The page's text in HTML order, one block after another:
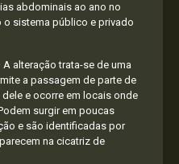
abdominais ao ano no
o sistema público e privado
A alteração trata-se de uma
a passagem de parte de
e ocorre em locais onde
surgir em poucas
e são identificadas por
na cicatriz de